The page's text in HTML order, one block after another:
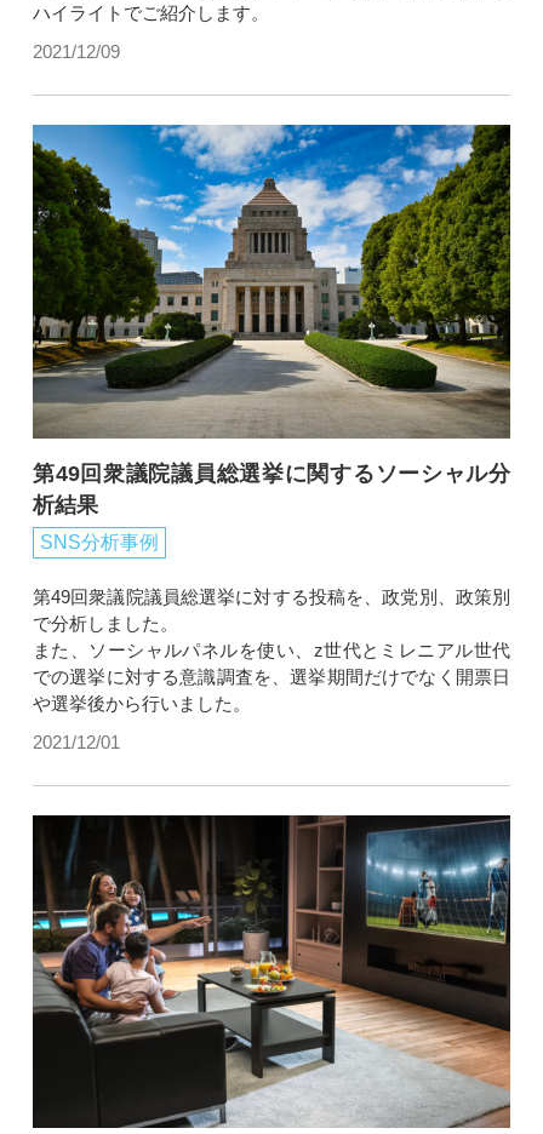
ハイライトでご紹介します。
2021/12/09
第49回衆議院議員総選挙に関するソーシャル分
析結果
SNS分析事例
第49回衆議院議員総選挙に対する投稿を、政党別、政策別
で分析しました。
また、ソーシャルパネルを使い、z世代とミレニアル世代
での選挙に対する意識調査を、選挙期間だけでなく開票日
や選挙後から行いました。
2021/12/01